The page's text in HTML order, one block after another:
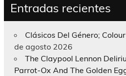
Entradas recientes
Clásicos Del Género;
de agosto 2026
The Claypool Lennon
Parrot-Ox And The Golden